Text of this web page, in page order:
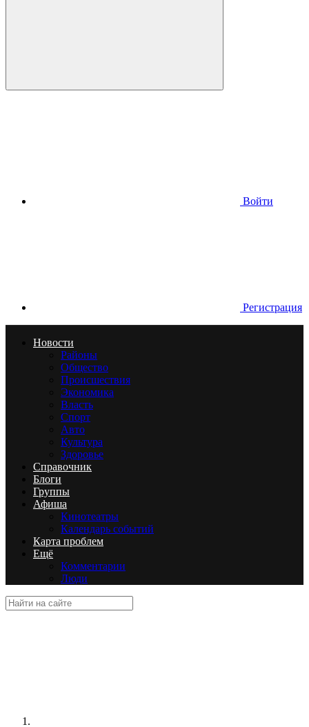
Войти
Регистрация
Новости
Районы
Общество
Происшествия
Экономика
Власть
Спорт
Авто
Культура
Здоровье
Справочник
Блоги
Группы
Афиша
Кинотеатры
Календарь событий
Карта проблем
Ещё
Комментарии
Люди